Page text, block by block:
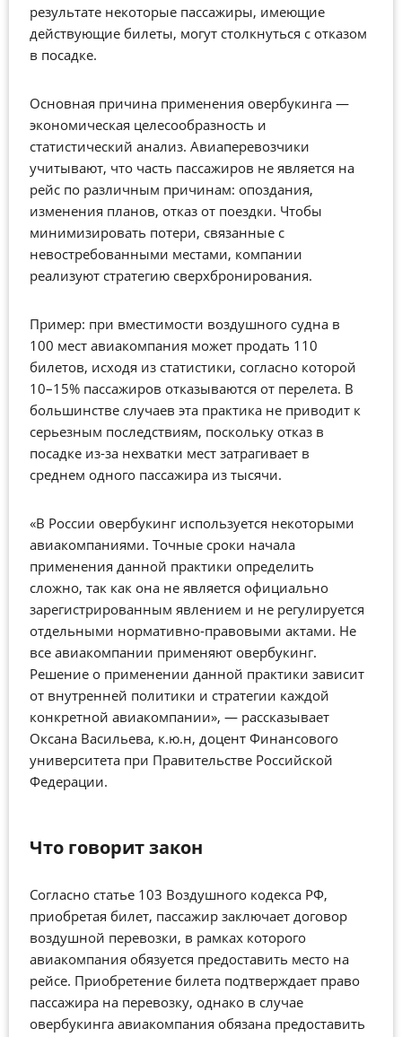
результате некоторые пассажиры, имеющие
действующие билеты, могут столкнуться с отказом
в посадке.
Основная причина применения овербукинга —
экономическая целесообразность и
статистический анализ. Авиаперевозчики
учитывают, что часть пассажиров не является на
рейс по различным причинам: опоздания,
изменения планов, отказ от поездки. Чтобы
минимизировать потери, связанные с
невостребованными местами, компании
реализуют стратегию сверхбронирования.
Пример: при вместимости воздушного судна в
100 мест авиакомпания может продать 110
билетов, исходя из статистики, согласно которой
10–15% пассажиров отказываются от перелета. В
большинстве случаев эта практика не приводит к
серьезным последствиям, поскольку отказ в
посадке из-за нехватки мест затрагивает в
среднем одного пассажира из тысячи.
«В России овербукинг используется некоторыми
авиакомпаниями. Точные сроки начала
применения данной практики определить
сложно, так как она не является официально
зарегистрированным явлением и не регулируется
отдельными нормативно-правовыми актами. Не
все авиакомпании применяют овербукинг.
Решение о применении данной практики зависит
от внутренней политики и стратегии каждой
конкретной авиакомпании», — рассказывает
Оксана Васильева, к.ю.н, доцент Финансового
университета при Правительстве Российской
Федерации.
Что говорит закон
Согласно статье 103 Воздушного кодекса РФ,
приобретая билет, пассажир заключает договор
воздушной перевозки, в рамках которого
авиакомпания обязуется предоставить место на
рейсе. Приобретение билета подтверждает право
пассажира на перевозку, однако в случае
овербукинга авиакомпания обязана предоставить